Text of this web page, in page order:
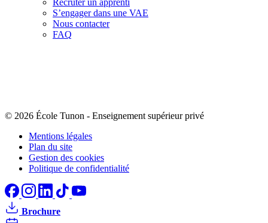
Recruter un apprenti
S’engager dans une VAE
Nous contacter
FAQ
© 2026 École Tunon - Enseignement supérieur privé
Mentions légales
Plan du site
Gestion des cookies
Politique de confidentialité
Brochure